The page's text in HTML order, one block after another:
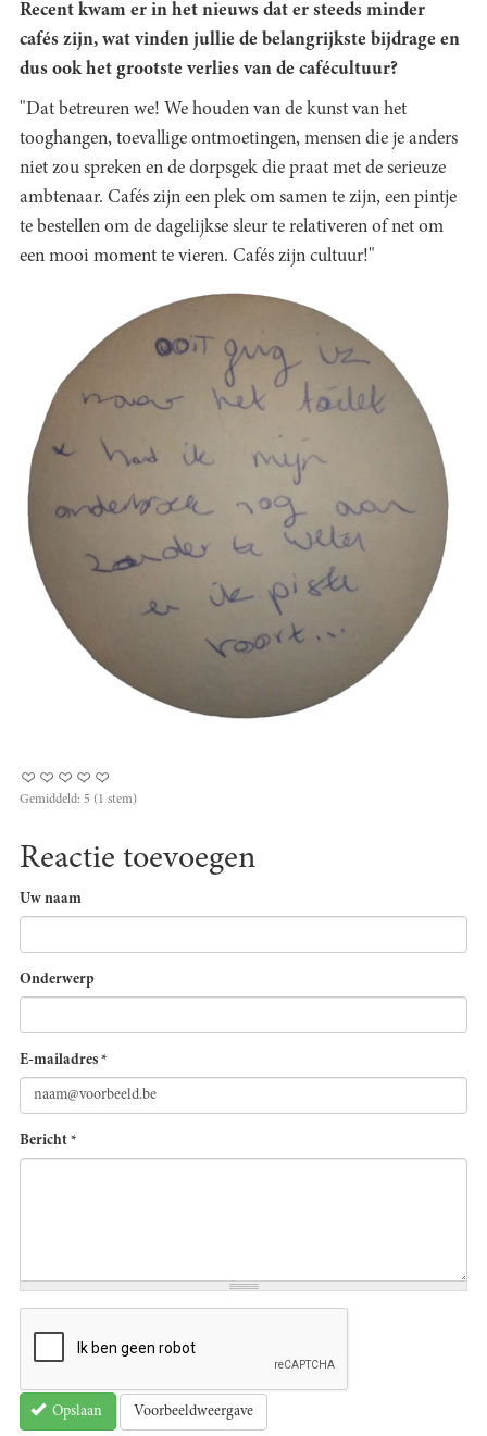
Recent kwam er in het nieuws dat er steeds minder
cafés zijn, wat vinden jullie de belangrijkste bijdrage en
dus ook het grootste verlies van de cafécultuur?
"Dat betreuren we! We houden van de kunst van het
tooghangen, toevallige ontmoetingen, mensen die je anders
niet zou spreken en de dorpsgek die praat met de serieuze
ambtenaar. Cafés zijn een plek om samen te zijn, een pintje
te bestellen om de dagelijkse sleur te relativeren of net om
een mooi moment te vieren. Cafés zijn cultuur!"
Gemiddeld: 5 (1 stem)
Reactie toevoegen
Uw naam
Onderwerp
E-mailadres *
Bericht *
Opslaan Voorbeeldweergave